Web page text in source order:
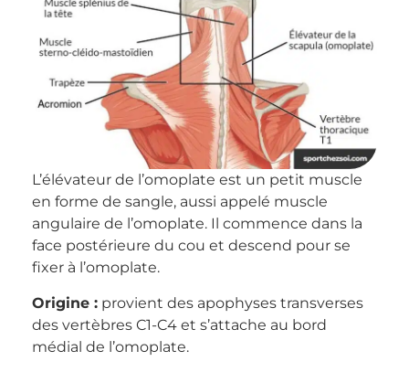
L’élévateur de l’omoplate est un petit muscle
en forme de sangle, aussi appelé muscle
angulaire de l’omoplate. Il commence dans la
face postérieure du cou et descend pour se
fixer à l’omoplate.
Origine : provient des apophyses transverses
des vertèbres C1-C4 et s’attache au bord
médial de l’omoplate.